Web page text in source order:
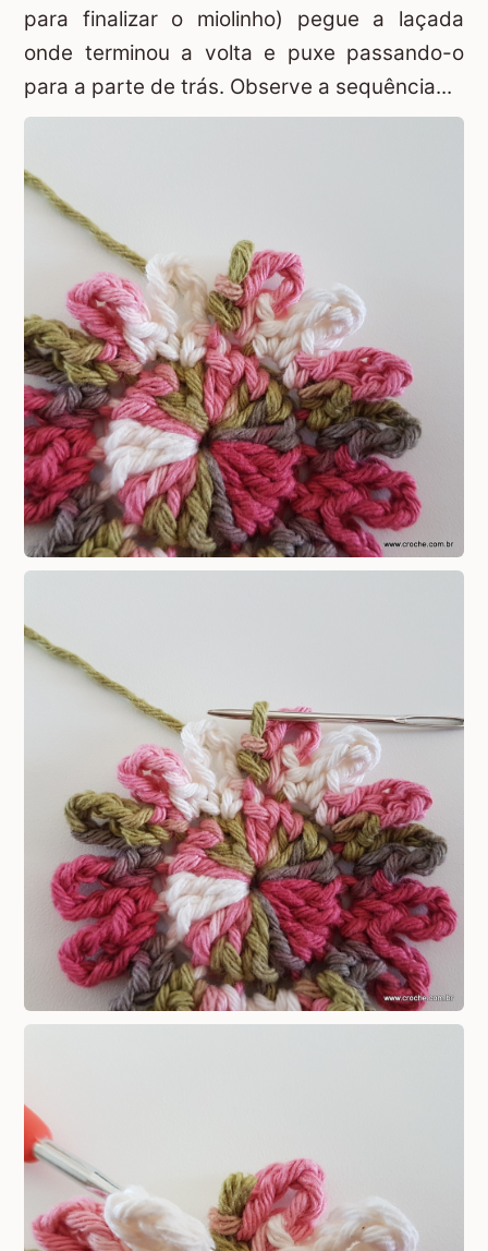
para finalizar o miolinho) pegue a laçada
onde terminou a volta e puxe passando-o
para a parte de trás. Observe a sequência...